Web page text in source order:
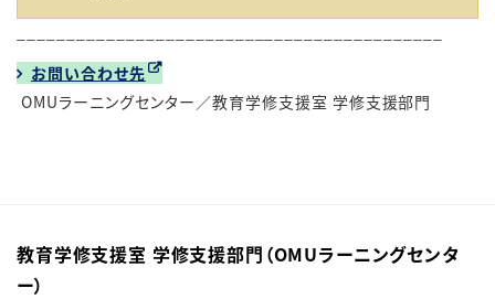
お問い合わせ先
OMUラーニングセンター／教育学修支援室 学修支援部門
教育学修支援室 学修支援部門（OMUラーニングセンタ
ー）